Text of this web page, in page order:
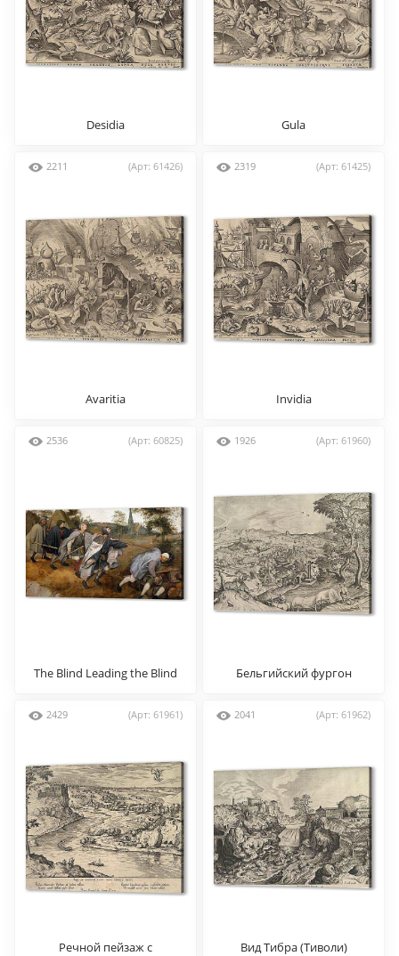
Desidia Gula
2211 (Арт: 61426)
Avaritia
2319 (Арт: 61425)
Invidia
2536 (Арт: 60825)
The Blind Leading the Blind
1926 (Арт: 61960)
Бельгийский фургон
2429 (Арт: 61961)
Речной пейзаж с
2041 (Арт: 61962)
Вид Тибра (Тиволи)